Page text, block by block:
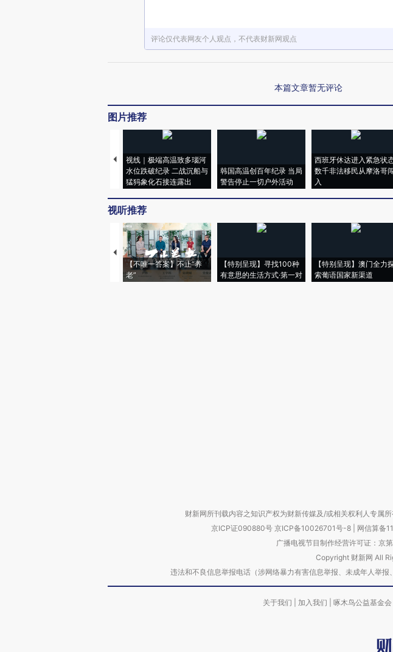
评论仅代表网友个人观点，不代表财新网观点
本篇文章暂无评论
图片推荐
视线｜极端高温致多瑙河
水位跌破纪录 二战沉船与
猛犸象化石接连露出
韩国高温创百年纪录 当局
警告停止一切户外活动
西班牙休达进入紧急状
数千非法移民从摩洛哥
入
视听推荐
【不唯一答案】不止“养
老”
【特别呈现】寻找100种
有意思的生活方式·第一对
【特别呈现】澳门全力
索葡语国家新渠道
财新网所刊载内容之知识产权为财新传媒及/或相关权利人专属
京ICP证090880号 京ICP备10026701号-8 网信算备
广播电视节目制作经营许可证：京
Copyright 财新网 All
违法和不良信息举报电话（涉网络暴力有害信息举报、未成年人
关于我们 加入我们 啄木鸟公益基金会